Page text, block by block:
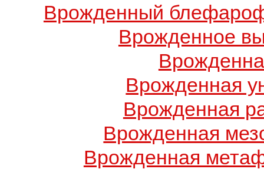
Врожденный
Врожденное
Врожденная
Врожденная
Врожденная
Врожденная